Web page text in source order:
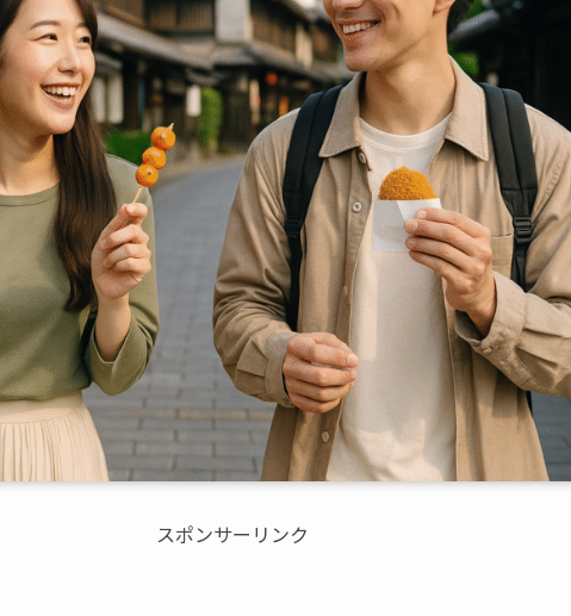
スポンサーリンク